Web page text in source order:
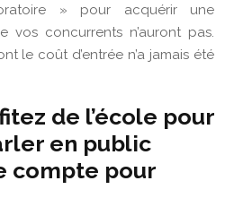
» pour acquérir une
vos concurrents n’auront pas.
le coût d’entrée n’a jamais été
de l’école pour
en public
compte pour